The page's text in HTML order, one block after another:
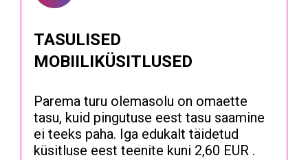
TASULISED
MOBIILIKÜSITLUSED
Parema turu olemasolu on omaette
tasu, kuid pingutuse eest tasu saamine
ei teeks paha. Iga edukalt täidetud
küsitluse eest teenite kuni 2,60 EUR .